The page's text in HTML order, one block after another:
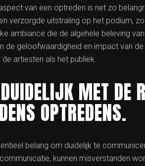
van een optreden is net zo
verzorgde uitstraling op het podium,
ambiance die de algehele beleving
de geloofwaardigheid en impact van
artiesten als het publiek.
MET DE
OPTREDENS.
belang om duidelijk te
kunnen misverstanden